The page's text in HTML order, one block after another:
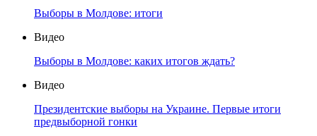
Выборы в Молдове: итоги
Видео
Выборы в Молдове: каких итогов ждать?
Видео
Президентские выборы на Украине. Первые итоги
предвыборной гонки